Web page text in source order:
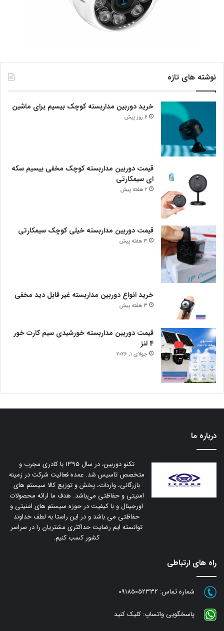
نوشته های تازه
خرید دوربین مداربسته کوچک بیسیم برای ماشین
6 روز پیش
قیمت دوربین مداربسته کوچک مخفی بیسیم سکه
ای سیمکارتی
2 هفته پیش
قیمت دوربین مداربسته خیلی کوچک سیمکارتی
3 هفته پیش
خرید انواع دوربین مداربسته غیر قابل دید مخفی
3 هفته پیش
قیمت دوربین مداربسته خورشیدی سیم کارت خور
4 لنز
جولای 1, 2026
درباره ما
تکنو دوربین، در سال 1395 با کادری مجرب و
متخصص تاسیس شد. عمده فعالیت شرکت در زمینه
بازرگانی، واردات، پخش و توزیع کالا سیستم های
امنیتی و حفاظتی می‌باشد. هدف ما ارائه محصولات
اورجینال و با کیفیت در حوزه سیستم های امنیتی و
حفاظتی می باشد و در این راستا به لطف خداوند
توانسته ایم رضایت حداکثری مشتریان را در سراسر
کشور کسب کنیم.
راه های ارتباطی
شماره تماس: 09185052332
پاسخگویی واتساپ: کلیک کنید